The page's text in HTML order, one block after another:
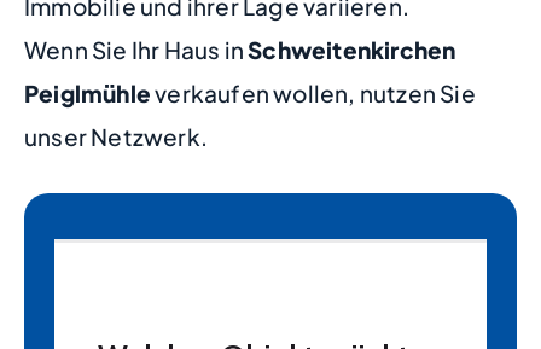
Immobilie und ihrer Lage variieren.
Wenn Sie Ihr Haus inSchweitenkirchen
Peiglmühleverkaufen wollen, nutzen Sie
unser Netzwerk.